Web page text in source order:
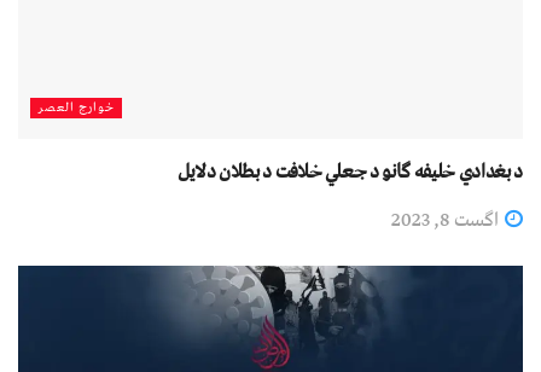
خوارج العصر
د ‌بغدادي خليفه ګانو د جعلي خلافت د بطلان دلايل
اگست 8, 2023